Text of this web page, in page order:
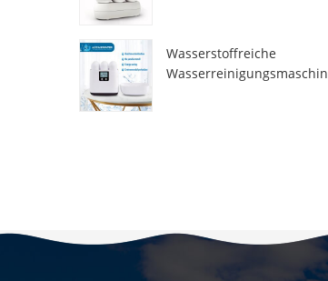
Wasserstoffreiche
Wasserreinigungsmaschin